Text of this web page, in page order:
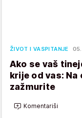
ŽIVOT I VASPITANJE
Ako se vaš
krije od vas:
zažmurite
Komentariši